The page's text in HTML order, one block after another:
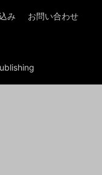
み お問い合わせ